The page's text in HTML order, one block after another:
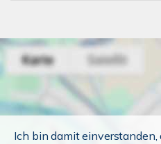
Ich bin damit einverstanden,